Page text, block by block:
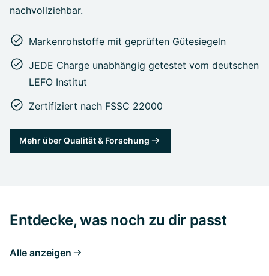
nachvollziehbar.
Markenrohstoffe mit geprüften Gütesiegeln
JEDE Charge unabhängig getestet vom deutschen
LEFO Institut
Zertifiziert nach FSSC 22000
Mehr über Qualität & Forschung
Entdecke, was noch zu dir passt
Alle anzeigen